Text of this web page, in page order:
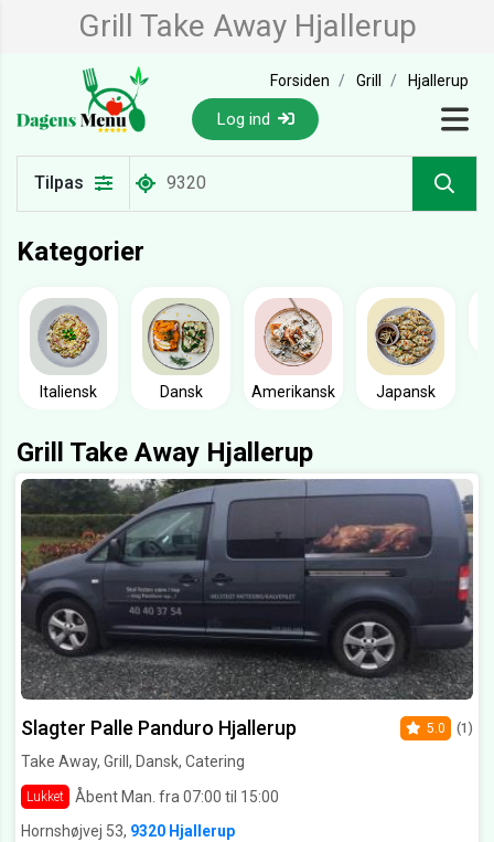
Grill Take Away Hjallerup
Forsiden Grill Hjallerup
Log ind
Tilpas
Kategorier
Italiensk Dansk Amerikansk Japansk
Grill Take Away Hjallerup
Slagter Palle Panduro Hjallerup
Take Away, Grill, Dansk, Catering
Lukket Åbent Man. fra 07:00 til 15:00
5.0 (1)
Hornshøjvej 53, 9320 Hjallerup